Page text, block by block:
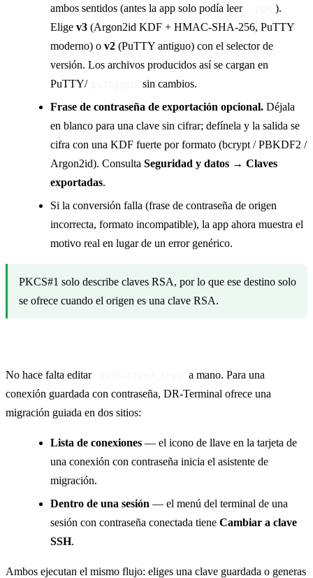
ambos sentidos (antes la app solo podía leer
).
Elige v3 (Argon2id KDF + HMAC-SHA-256, PuTTY
moderno) o v2 (PuTTY antiguo) con el selector de
versión. Los archivos producidos así se cargan en
PuTTY/
sin cambios.
Frase de contraseña de exportación opcional. Déjala
en blanco para una clave sin cifrar; defínela y la salida se
cifra con una KDF fuerte por formato (bcrypt / PBKDF2 /
Argon2id). Consulta Seguridad y datos → Claves
exportadas.
Si la conversión falla (frase de contraseña de origen
incorrecta, formato incompatible), la app ahora muestra el
motivo real en lugar de un error genérico.
PKCS#1 solo describe claves RSA, por lo que ese destino solo
se ofrece cuando el origen es una clave RSA.
No hace falta editar
a mano. Para una
conexión guardada con contraseña, DR-Terminal ofrece una
migración guiada en dos sitios:
Lista de conexiones — el icono de llave en la tarjeta de
una conexión con contraseña inicia el asistente de
migración.
Dentro de una sesión — el menú del terminal de una
sesión con contraseña conectada tiene Cambiar a clave
SSH.
Ambos ejecutan el mismo flujo: eliges una clave guardada o generas